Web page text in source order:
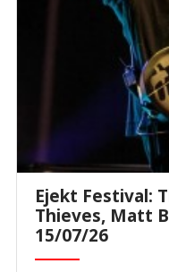
Ejekt Festival:
Thieves, Matt
15/07/26